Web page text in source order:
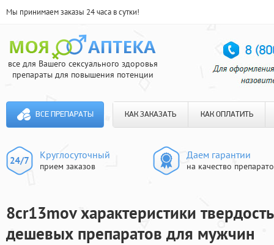
Мы принимаем заказы 24 часа в сутки!
все для Вашего сексуального здоровья
препараты для повышения потенции
ВСЕ ПРЕПАРАТЫ КАК ЗАКАЗАТЬ КАК ОПЛАТИТЬ
Круглосуточный
прием заказов
Даем гарантии
на качество
8cr13mov характеристики
дешевых препаратов для мужчин